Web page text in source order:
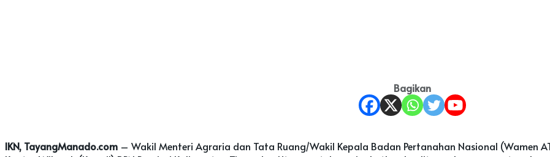
Bagikan
IKN, TayangManado.com – Wakil Menteri Agraria dan Tata Ruang/Wakil Kepala Badan Pertanahan Nasional (Wamen